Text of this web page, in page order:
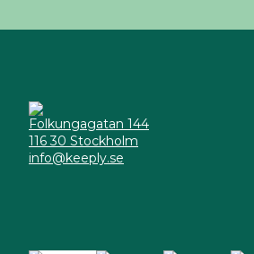
Folkungagatan 144
116 30 Stockholm
info@keeply.se